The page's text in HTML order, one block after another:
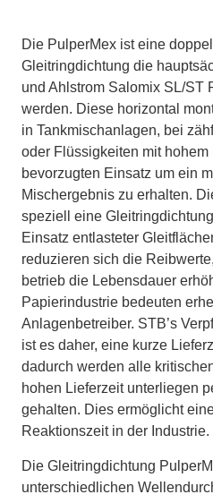
Die PulperMex ist eine
Gleitringdichtung die
und Ahlstrom Salomix SL/ST
werden. Diese horizontal
in Tankmischanlagen, bei
oder Flüssigkeiten mit hohem
bevorzugten Einsatz um ein
Mischergebnis zu erhalten.
speziell eine
Einsatz entlasteter
reduzieren sich die
betrieb die Lebensdauer
Papierindustrie bedeuten
Anlagenbetreiber. STB’s
ist es daher, eine kurze
dadurch werden alle
hohen Lieferzeit unterliegen
gehalten. Dies ermöglicht
Reaktionszeit in der Industrie.
Die Gleitringdichtung
unterschiedlichen